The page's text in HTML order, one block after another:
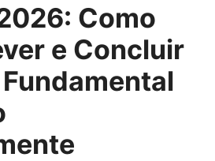
Como
e Concluir